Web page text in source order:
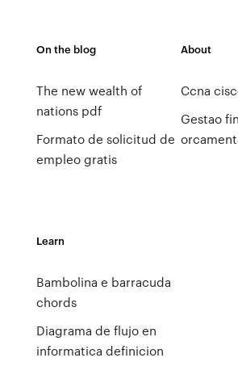
On the blog
The new wealth of
nations pdf
Formato de solicitud de
empleo gratis
About
Ccna
Gestao
Learn
Bambolina e barracuda
chords
Diagrama de flujo en
informatica definicion